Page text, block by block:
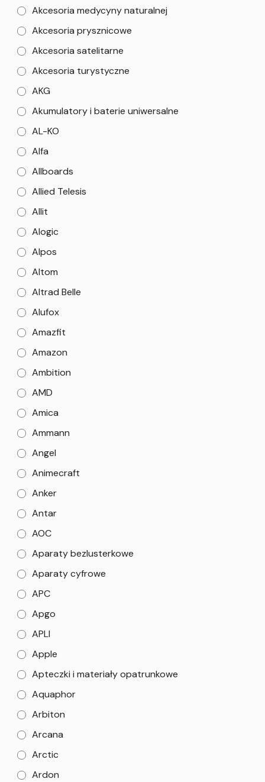
Akcesoria medycyny naturalnej
Akcesoria prysznicowe
Akcesoria satelitarne
Akcesoria turystyczne
AKG
Akumulatory i baterie uniwersalne
AL-KO
Alfa
Allboards
Allied Telesis
Allit
Alogic
Alpos
Altom
Altrad Belle
Alufox
Amazfit
Amazon
Ambition
AMD
Amica
Ammann
Angel
Animecraft
Anker
Antar
AOC
Aparaty bezlusterkowe
Aparaty cyfrowe
APC
Apgo
APLI
Apple
Apteczki i materiały opatrunkowe
Aquaphor
Arbiton
Arcana
Arctic
Ardon